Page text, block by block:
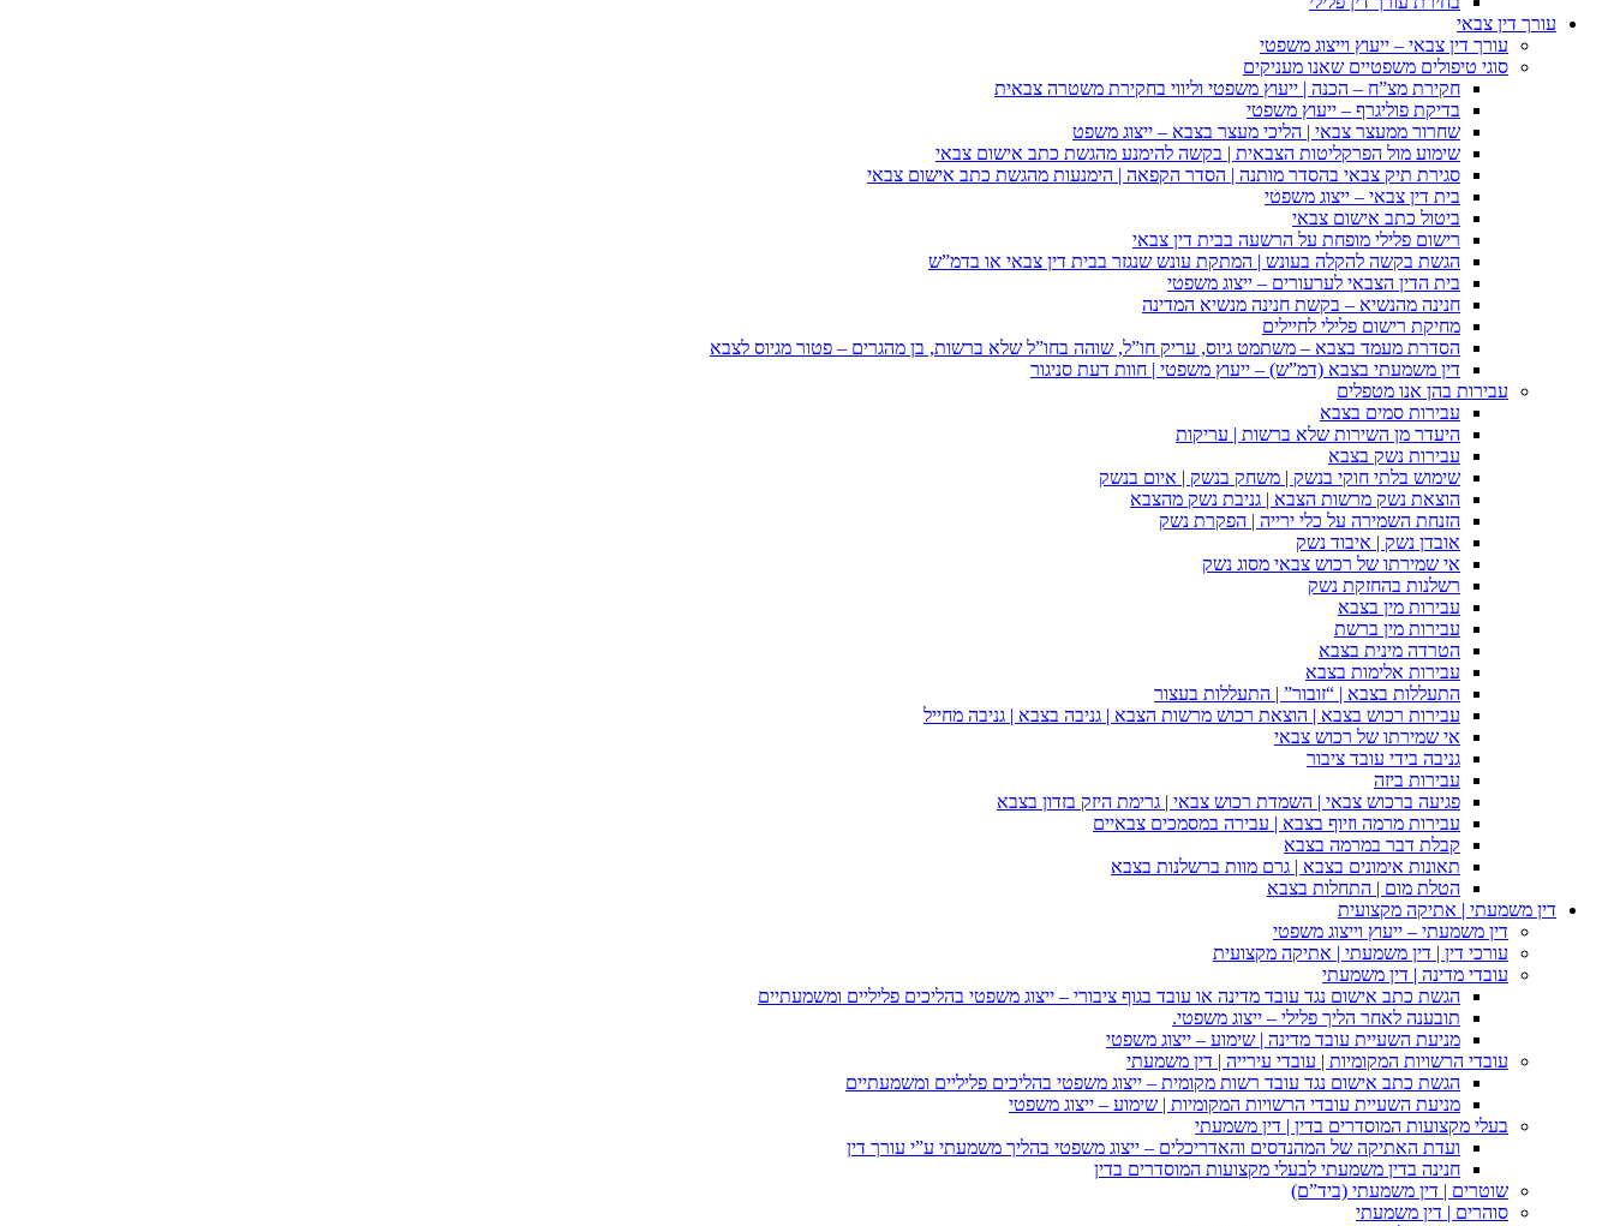
עורך דין צבאי
עורך דין צבאי – ייעוץ וייצוג משפטי
סוגי טיפולים משפטיים שאנו מעניקים
חקירת מצ”ח – הכנה | ייעוץ משפטי וליווי בחקירת משטרה צבאית
בדיקת פוליגרף – ייעוץ משפטי
שחרור ממעצר צבאי | הליכי מעצר בצבא – ייצוג משפט
שימוע מול הפרקליטות הצבאית | בקשה להימנע מהגשת כתב אישום צבאי
סגירת תיק צבאי בהסדר מותנה | הסדר הקפאה | הימנעות מהגשת כתב אישום צבאי
בית דין צבאי – ייצוג משפטי
ביטול כתב אישום צבאי
רישום פלילי מופחת על הרשעה בבית דין צבאי
הגשת בקשה להקלה בעונש | המתקת עונש שנגזר בבית דין צבאי או בדמ”ש
בית הדין הצבאי לערעורים – ייצוג משפטי
חנינה מהנשיא – בקשת חנינה מנשיא המדינה
מחיקת רישום פלילי לחיילים
הסדרת מעמד בצבא – משתמט גיוס, עריק חו”ל, שוהה בחו”ל שלא ברשות, בן מהגרים – פטור מגיוס לצבא
דין משמעתי בצבא (דמ”ש) – ייעוץ משפטי | חוות דעת סניגור
עבירות בהן אנו מטפלים
עבירות סמים בצבא
היעדר מן השירות שלא ברשות | עריקות
עבירות נשק בצבא
שימוש בלתי חוקי בנשק | משחק בנשק | איום בנשק
הוצאת נשק מרשות הצבא | גניבת נשק מהצבא
הזנחת השמירה על כלי ירייה | הפקרת נשק
אובדן נשק | איבוד נשק
אי שמירתו של רכוש צבאי מסוג נשק
רשלנות בהחזקת נשק
עבירות מין בצבא
עבירות מין ברשת
הטרדה מינית בצבא
עבירות אלימות בצבא
התעללות בצבא | “זובור” | התעללות בעצור
עבירות רכוש בצבא | הוצאת רכוש מרשות הצבא | גניבה בצבא | גניבה מחייל
אי שמירתו של רכוש צבאי
גניבה בידי עובד ציבור
עבירות ביזה
פגיעה ברכוש צבאי | השמדת רכוש צבאי | גרימת היזק בזדון בצבא
עבירות מרמה וזיוף בצבא | עבירה במסמכים צבאיים
קבלת דבר במרמה בצבא
תאונות אימונים בצבא | גרם מוות ברשלנות בצבא
הטלת מום | התחלות בצבא
דין משמעתי | אתיקה מקצועית
דין משמעתי – ייעוץ וייצוג משפטי
עורכי דין | דין משמעתי | אתיקה מקצועית
עובדי מדינה | דין משמעתי
הגשת כתב אישום נגד עובד מדינה או עובד בגוף ציבורי – ייצוג משפטי בהליכים פליליים ומשמעתיים
תובענה לאחר הליך פלילי – ייצוג משפטי.
מניעת השעיית עובד מדינה | שימוע – ייצוג משפטי
עובדי הרשויות המקומיות | עובדי עירייה | דין משמעתי
הגשת כתב אישום נגד עובד רשות מקומית – ייצוג משפטי בהליכים פליליים ומשמעתיים
מניעת השעיית עובדי הרשויות המקומיות | שימוע – ייצוג משפטי
בעלי מקצועות המוסדרים בדין | דין משמעתי
ועדת האתיקה של המהנדסים והאדריכלים – ייצוג משפטי בהליך משמעתי ע”י עורך דין
חנינה בדין משמעתי לבעלי מקצועות המוסדרים בדין
שוטרים | דין משמעתי (ביד”ם)
סוהרים | דין משמעתי